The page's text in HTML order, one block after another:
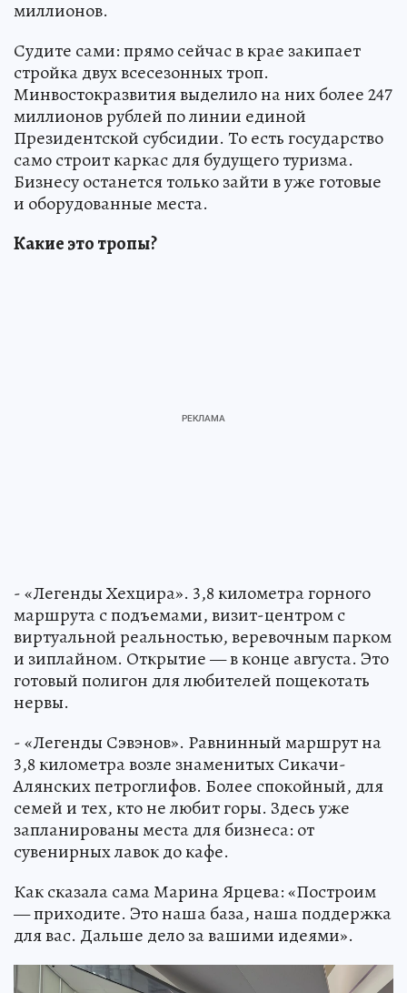
миллионов.
Судите сами: прямо сейчас в крае закипает
стройка двух всесезонных троп.
Минвостокразвития выделило на них более 247
миллионов рублей по линии единой
Президентской субсидии. То есть государство
само строит каркас для будущего туризма.
Бизнесу останется только зайти в уже готовые
и оборудованные места.
Какие это тропы?
- «Легенды Хехцира». 3,8 километра горного
маршрута с подъемами, визит-центром с
виртуальной реальностью, веревочным парком
и зиплайном. Открытие — в конце августа. Это
готовый полигон для любителей пощекотать
нервы.
- «Легенды Сэвэнов». Равнинный маршрут на
3,8 километра возле знаменитых Сикачи-
Алянских петроглифов. Более спокойный, для
семей и тех, кто не любит горы. Здесь уже
запланированы места для бизнеса: от
сувенирных лавок до кафе.
Как сказала сама Марина Ярцева: «Построим
— приходите. Это наша база, наша поддержка
для вас. Дальше дело за вашими идеями».